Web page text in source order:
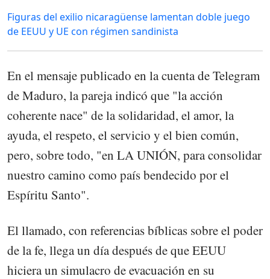
Figuras del exilio nicaragüense lamentan doble juego
de EEUU y UE con régimen sandinista
En el mensaje publicado en la cuenta de Telegram
de Maduro, la pareja indicó que "la acción
coherente nace" de la solidaridad, el amor, la
ayuda, el respeto, el servicio y el bien común,
pero, sobre todo, "en LA UNIÓN, para consolidar
nuestro camino como país bendecido por el
Espíritu Santo".
El llamado, con referencias bíblicas sobre el poder
de la fe, llega un día después de que EEUU
hiciera un simulacro de evacuación en su